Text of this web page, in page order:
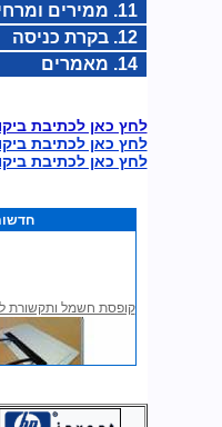
11. ממירים ומרחיקים
12. בקרת כניסה
14. מאמרים
לחץ כאן לכתיבת
לחץ כאן לכתיבת
לחץ כאן לכתיבת
קופסת חשמל ותקשורת